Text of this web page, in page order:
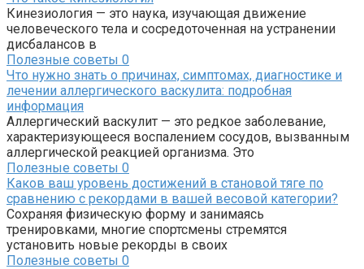
Кинезиология — это наука, изучающая движение
человеческого тела и сосредоточенная на устранении
дисбалансов в
Полезные советы 0
Что нужно знать о причинах, симптомах, диагностике и
лечении аллергического васкулита: подробная
информация
Аллергический васкулит — это редкое заболевание,
характеризующееся воспалением сосудов, вызванным
аллергической реакцией организма. Это
Полезные советы 0
Каков ваш уровень достижений в становой тяге по
сравнению с рекордами в вашей весовой категории?
Сохраняя физическую форму и занимаясь
тренировками, многие спортсмены стремятся
установить новые рекорды в своих
Полезные советы 0